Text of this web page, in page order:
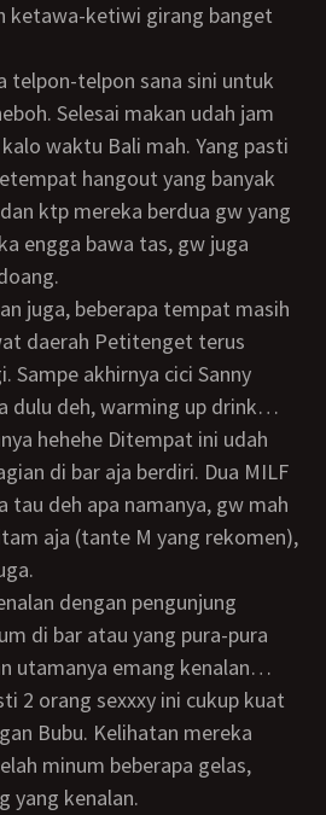
ketawa-ketiwi girang banget
Selesai makan udah jam
waktu Bali mah. Yang pasti
hangout yang banyak
ktp mereka berdua gw yang
engga bawa tas, gw juga
daerah Petitenget terus
Sampe akhirnya cici Sanny
dulu deh, warming up drink…
hehehe Ditempat ini udah
di bar aja berdiri. Dua MILF
tau deh apa namanya, gw mah
aja (tante M yang rekomen),
di bar atau yang pura-pura
utamanya emang kenalan…
2 orang sexxxy ini cukup kuat
Bubu. Kelihatan mereka
minum beberapa gelas,
yang kenalan.